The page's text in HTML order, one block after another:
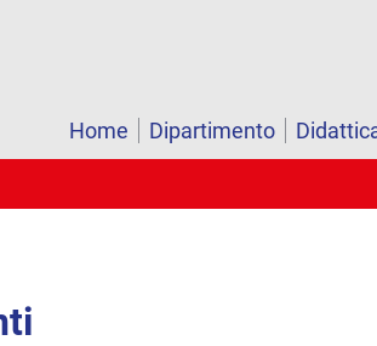
Home Dipartimento